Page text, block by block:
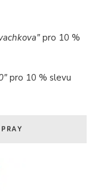
pro 10 %
pro 10 % slevu